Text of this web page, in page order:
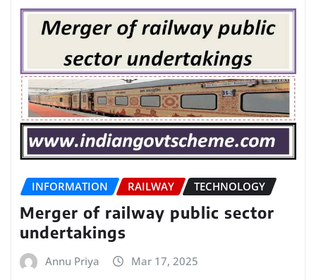
INFORMATION RAILWAY TECHNOLOGY
Merger of railway public sector
undertakings
Annu Priya Mar 17, 2025